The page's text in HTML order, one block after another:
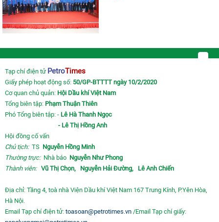
Tạp chí điện tử PetroTimes
Giấy phép hoạt động số: 50/GP-BTTTT ngày 10/2/2020
Cơ quan chủ quản: Hội Dầu khí Việt Nam
Tổng biên tập: Phạm Thuận Thiên
Phó Tổng biên tập: - Lê Hà Thanh Ngọc
- Lê Thị Hồng Anh
Hội đồng cố vấn
Chủ tịch:TS Nguyễn Hồng Minh
Thường trực: Nhà báo Nguyễn Như Phong
Thành viên: Vũ Thị Chọn, Nguyễn Hải Đường, Lê Anh Chiến
Địa chỉ: Tầng 4, toà nhà Viện Dầu khí Việt Nam 167 Trung Kính, P.Yên Hòa,
Hà Nội.
Email Tạp chí điện tử: toasoan@petrotimes.vn /Email Tạp chí giấy: